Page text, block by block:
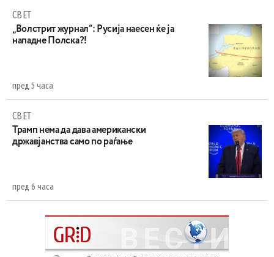
СВЕТ
„Волстрит журнал“: Русија наесен ќе ја
нападне Полска?!
пред 5 часа
СВЕТ
Трамп нема да дава американски
државјанства само по раѓање
пред 6 часа